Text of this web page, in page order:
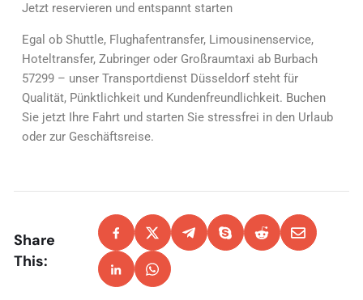
Jetzt reservieren und entspannt starten
Egal ob Shuttle, Flughafentransfer, Limousinenservice,
Hoteltransfer, Zubringer oder Großraumtaxi ab Burbach
57299 – unser Transportdienst Düsseldorf steht für
Qualität, Pünktlichkeit und Kundenfreundlichkeit. Buchen
Sie jetzt Ihre Fahrt und starten Sie stressfrei in den Urlaub
oder zur Geschäftsreise.
Share
This: